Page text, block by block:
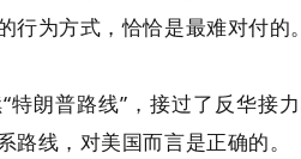
为方式，恰恰是最难对付的。
特朗普路线”，接过了反华接
线，对美国而言是正确的。